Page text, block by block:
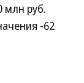
млн руб.
-62